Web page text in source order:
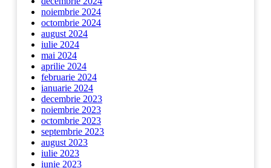
noiembrie 2024
octombrie 2024
august 2024
iulie 2024
mai 2024
aprilie 2024
februarie 2024
ianuarie 2024
decembrie 2023
noiembrie 2023
octombrie 2023
septembrie 2023
august 2023
iulie 2023
iunie 2023